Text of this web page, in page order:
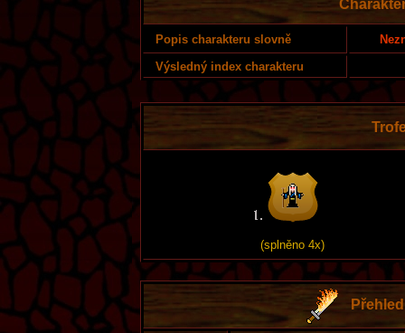
Popis charakteru slovně
Výsledný index charakteru
(splněno 4x)